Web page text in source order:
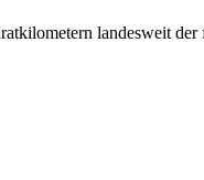
landesweit